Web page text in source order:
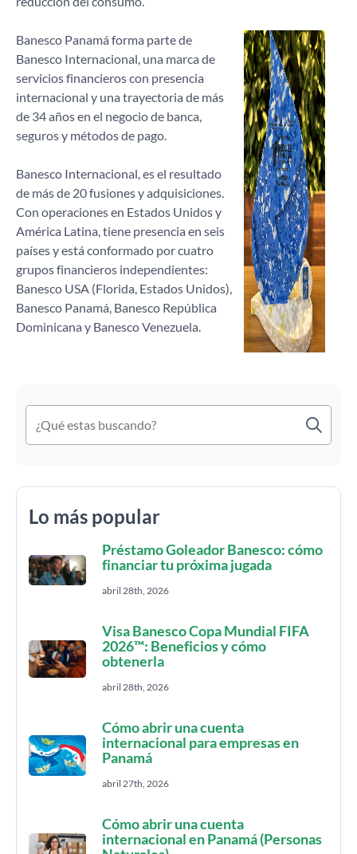
Banesco Panamá forma parte de
Banesco Internacional, una marca de
servicios financieros con presencia
internacional y una trayectoria de más
de 34 años en el negocio de banca,
seguros y métodos de pago.
Banesco Internacional, es el resultado
de más de 20 fusiones y adquisiciones.
Con operaciones en Estados Unidos y
América Latina, tiene presencia en seis
países y está conformado por cuatro
grupos financieros independientes:
Banesco USA (Florida, Estados Unidos),
Banesco Panamá, Banesco República
Dominicana y Banesco Venezuela.
Lo más popular
Préstamo Goleador Banesco: cómo
financiar tu próxima jugada
abril 28th, 2026
Visa Banesco Copa Mundial FIFA
2026™: Beneficios y cómo
obtenerla
abril 28th, 2026
Cómo abrir una cuenta
internacional para empresas en
Panamá
abril 27th, 2026
Cómo abrir una cuenta
internacional en Panamá (Personas